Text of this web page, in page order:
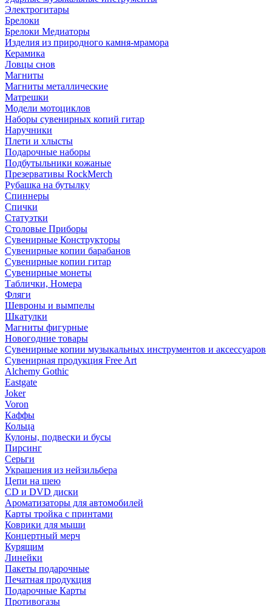
Электрогитары
Брелоки
Брелоки Медиаторы
Изделия из природного камня-мрамора
Керамика
Ловцы снов
Магниты
Магниты металлические
Матрешки
Модели мотоциклов
Наборы сувенирных копий гитар
Наручники
Плети и хлысты
Подарочные наборы
Подбутыльники кожаные
Презервативы RockMerch
Рубашка на бутылку
Спиннеры
Спички
Статуэтки
Столовые Приборы
Сувенирные Конструкторы
Сувенирные копии барабанов
Сувенирные копии гитар
Сувенирные монеты
Таблички, Номера
Фляги
Шевроны и вымпелы
Шкатулки
Магниты фигурные
Новогодние товары
Сувенирные копии музыкальных инструментов и аксессуаров
Сувенирная продукция Free Art
Alchemy Gothic
Eastgate
Joker
Voron
Каффы
Кольца
Кулоны, подвески и бусы
Пирсинг
Серьги
Украшения из нейзильбера
Цепи на шею
CD и DVD диски
Ароматизаторы для автомобилей
Карты тройка с принтами
Коврики для мыши
Концертный мерч
Курящим
Линейки
Пакеты подарочные
Печатная продукция
Подарочные Карты
Противогазы